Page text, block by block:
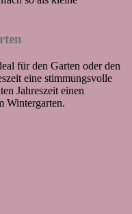
für den Garten oder den
eine stimmungsvolle
Jahreszeit einen
Wintergarten.